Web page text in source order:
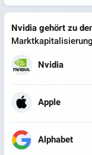
Nvidia gehört zu
Nvidia
Apple
Alphabet